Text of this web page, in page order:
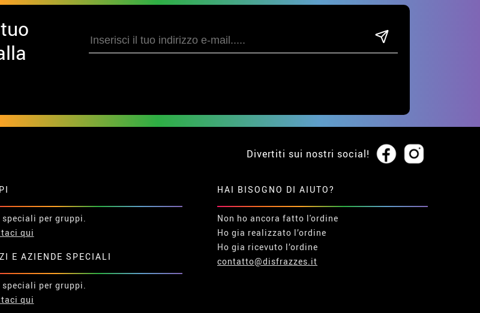
Divertiti sui nostri social!
per gruppi.
qui
E AZIENDE SPECIALI
per gruppi.
qui
HAI BISOGNO DI AIUTO?
Non ho ancora fatto l'ordine
Ho gia realizzato l’ordine
Ho gia ricevuto l’ordine
contatto@disfrazzes.it